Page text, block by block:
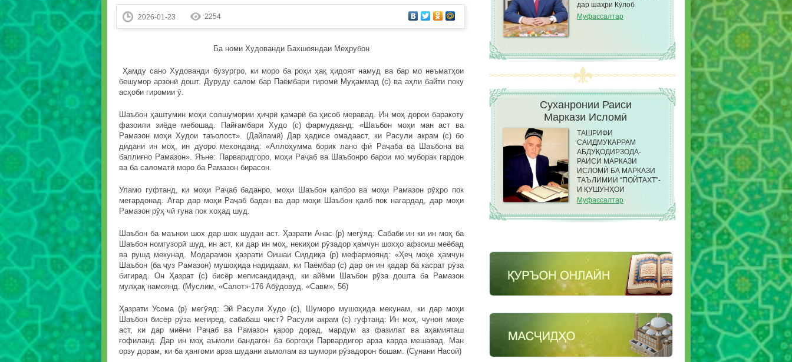
2026-01-23 2254
Ба номи Худованди Бахшояндаи Меҳрубон
Ҳамду сано Худованди бузургро, ки моро ба роҳи ҳақ ҳидоят намуд ва бар мо неъматҳои
бешумор арзонӣ дошт. Дуруду салом бар Паёмбари гиромӣ Муҳаммад (с) ва аҳли байти поку
асҳоби гиромии ӯ.
Шаъбон ҳаштумин моҳи солшумории ҳиҷрӣ қамарӣ ба ҳисоб меравад. Ин моҳ дорои баракоту
фазоили зиёде мебошад. Пайғамбари Худо (с) фармудаанд: «Шаъбон моҳи ман аст ва
Рамазон моҳи Худои таъолост». (Дайламӣ) Дар ҳадисе омадааст, ки Расули акрам (с) бо
дидани ин моҳ, ин дуоро мехонданд: «Аллоҳумма борик лано фӣ Раҷаба ва Шаъбона ва
баллиғно Рамазон». Яъне: Парваридгоро, моҳи Раҷаб ва Шаъбонро барои мо муборак гардон
ва ба саломатӣ моро ба Рамазон бирасон.
Уламо гуфтанд, ки моҳи Раҷаб баданро, моҳи Шаъбон қалбро ва моҳи Рамазон рӯҳро пок
мегардонад. Агар дар моҳи Раҷаб бадан ва дар моҳи Шаъбон қалб пок нагардад, дар моҳи
Рамазон рӯҳ чӣ гуна пок хоҳад шуд.
Шаъбон ба маънои шох дар шох шудан аст. Ҳазрати Анас (р) мегӯяд: Сабаби ин ки ин моҳ ба
Шаъбон номгузорӣ шуд, ин аст, ки дар ин моҳ, некиҳои рӯзадор ҳамчун шохҳо афзоиш меёбад
ва рушд мекунад. Модарамон ҳазрати Оишаи Сиддиқа (р) мефармоянд: «Ҳеҷ моҳе ҳамчун
Шаъбон (ба ҷуз Рамазон) мушоҳида надидаам, ки Паёмбар (с) дар он ин қадар ба касрат рӯза
бигирад. Он Ҳазрат (с) бисёр меписандиданд, ки айёми Шаъбон рӯза дошта ба Рамазон
мулҳақ намоянд. (Муслим, «Салот»-176 Абӯдовуд, «Савм», 56)
Ҳазрати Усома (р) мегӯяд: Эй Расули Худо (с), Шуморо мушоҳида мекунам, ки дар моҳи
Шаъбон бисёр рӯза мегиред, сабабаш чист? Расули акрам (с) гуфтанд: Ин моҳ, чунон моҳе
аст, ки дар миёни Раҷаб ва Рамазон қарор дорад, мардум аз фазилат ва аҳамияташ
ғофиланд. Дар ин моҳ аъмоли бандагон ба боргоҳи Парвардигор арза карда мешавад. Ман
орзу дорам, ки ба ҳангоми арза шудани аъмолам аз шумори рӯзадорон бошам. (Сунани Насоӣ)
дар шаҳри Кӯлоб
Муфассалтар
Суханронии Раиси
Маркази Исломӣ
ТАШРИФИ
САИДМУКАРРАМ
АБДУҚОДИРЗОДА-
РАИСИ МАРКАЗИ
ИСЛОМӢ БА МАРКАЗИ
ТАЪЛИМИИ “ПОЙТАХТ”-
И ҚУШУНҲОИ
САРҲАДИИ КДАМ ДАР
ШАҲРИ ДУШАНБЕ
Муфассалтар